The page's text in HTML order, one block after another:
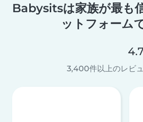
Babysitsは家族が最も
ットフォーム
3,400件以上のレビ